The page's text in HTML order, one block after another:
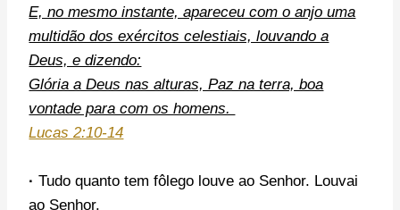
E, no mesmo instante, apareceu com o anjo uma
multidão dos exércitos celestiais, louvando a
Deus, e dizendo:
Glória a Deus nas alturas, Paz na terra, boa
vontade para com os homens.
Lucas 2:10-14
· Tudo quanto tem fôlego louve ao Senhor. Louvai
ao Senhor.